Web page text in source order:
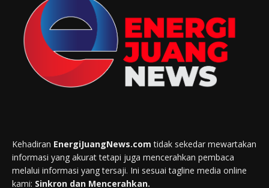
Kehadiran EnergiJuangNews.com tidak sekedar mewartakan
informasi yang akurat tetapi juga mencerahkan pembaca
melalui informasi yang tersaji. Ini sesuai tagline media online
kami: Sinkron dan Mencerahkan.